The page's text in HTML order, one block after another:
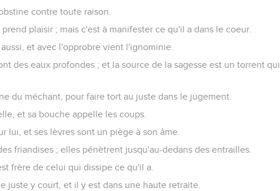
contre toute raison.
plaisir ; mais c'est à manifester ce qu'il a dans le coeur.
et avec l'opprobre vient l'ignominie.
des eaux profondes ; et la source de la sagesse est un torrent qui
du méchant, pour faire tort au juste dans le jugement.
et sa bouche appelle les coups.
lui, et ses lèvres sont un piège à son âme.
friandises ; elles pénètrent jusqu'au-dedans des entrailles.
frère de celui qui dissipe ce qu'il a.
juste y court, et il y est dans une haute retraite.